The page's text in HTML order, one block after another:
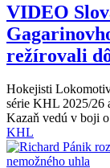
VIDEO
režírovali
Hokejisti
série KHL 2025/26
Kazaň vedú v boji
KHL